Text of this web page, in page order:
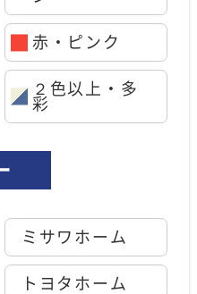
赤・ピンク
２色以上・多
彩
ミサワホーム
トヨタホーム